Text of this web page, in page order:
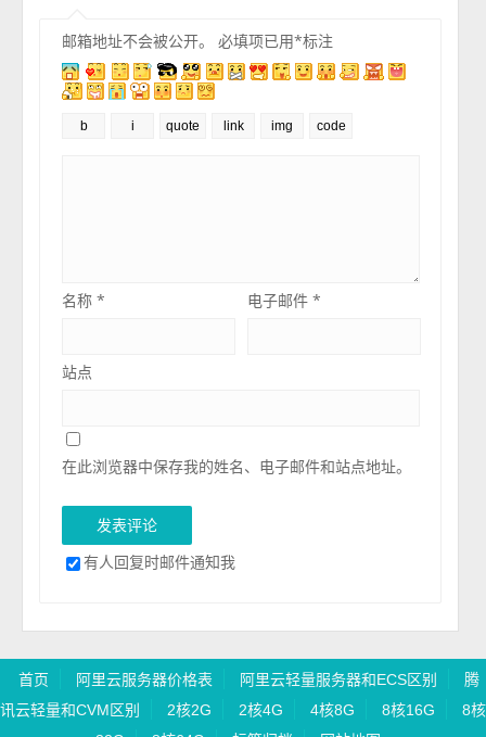
邮箱地址不会被公开。 必填项已用*标注
名称* 电子邮件*
站点
在此浏览器中保存我的姓名、电子邮件和站点地址。
有人回复时邮件通知我
首页 阿里云服务器价格表 阿里云轻量服务器和ECS区别
腾
讯云轻量和CVM区别
2核2G 2核4G 4核8G 8核16G
8核